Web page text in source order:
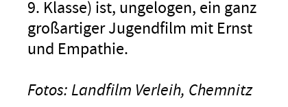
9. Klasse) ist, ungelogen, ein ganz
großartiger Jugendfilm mit Ernst
und Empathie.
Fotos: Landfilm Verleih, Chemnitz